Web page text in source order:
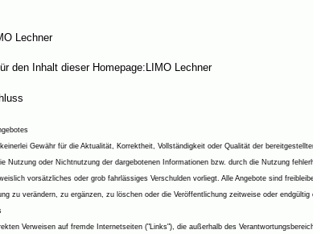
Lechner
den Inhalt dieser Homepage:LIMO Lechner
Gewähr für die Aktualität, Korrektheit, Vollständigkeit oder Qualität der
Nutzung oder Nichtnutzung der dargebotenen Informationen bzw. durch die Nutzung
vorsätzliches oder grob fahrlässiges Verschulden vorliegt. Alle Angebote sind
zu verändern, zu ergänzen, zu löschen oder die Veröffentlichung zeitweise oder endgültig
Verweisen auf fremde Internetseiten ("Links"), die außerhalb des